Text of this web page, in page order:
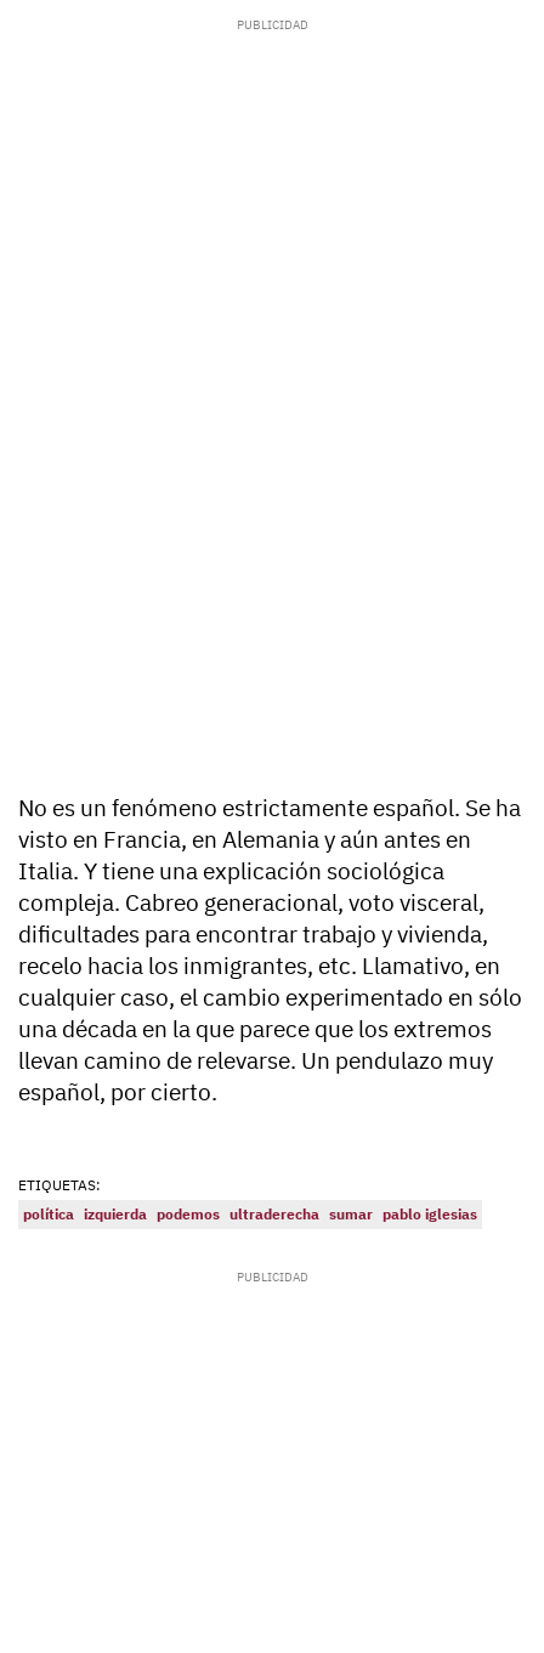
No es un fenómeno estrictamente español. Se ha
visto en Francia, en Alemania y aún antes en
Italia. Y tiene una explicación sociológica
compleja. Cabreo generacional, voto visceral,
dificultades para encontrar trabajo y vivienda,
recelo hacia los inmigrantes, etc. Llamativo, en
cualquier caso, el cambio experimentado en sólo
una década en la que parece que los extremos
llevan camino de relevarse. Un pendulazo muy
español, por cierto.
ETIQUETAS:
política izquierda podemos ultraderecha sumar pablo iglesias